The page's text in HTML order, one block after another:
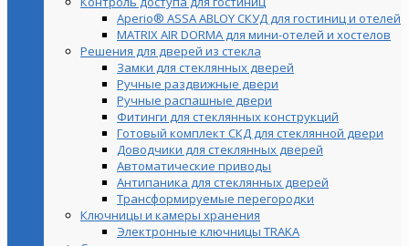
Aperio® ASSA ABLOY СКУД для гостиниц и отелей
MATRIX AIR DORMA для мини-отелей и хостелов
Решения для дверей из стекла
Замки для стеклянных дверей
Ручные раздвижные двери
Ручные распашные двери
Фитинги для стеклянных конструкций
Готовый комплект СКД для стеклянной двери
Доводчики для стеклянных дверей
Автоматические приводы
Антипаника для стеклянных дверей
Трансформируемые перегородки
Ключницы и камеры хранения
Электронные ключницы TRAKA